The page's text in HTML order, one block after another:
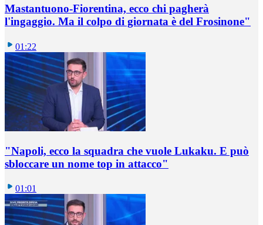
Mastantuono-Fiorentina, ecco chi pagherà
l'ingaggio. Ma il colpo di giornata è del Frosinone"
01:22
"Napoli, ecco la squadra che vuole Lukaku. E può
sbloccare un nome top in attacco"
01:01